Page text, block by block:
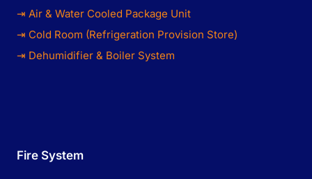
⇥ Air & Water Cooled Package Unit
⇥ Cold Room (Refrigeration Provision Store)
⇥ Dehumidifier & Boiler System
Fire System